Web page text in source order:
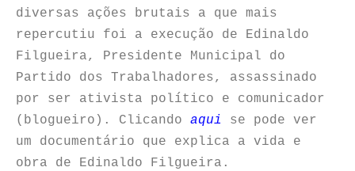
diversas ações brutais a que mais
repercutiu foi a execução de Edinaldo
Filgueira, Presidente Municipal do
Partido dos Trabalhadores, assassinado
por ser ativista político e comunicador
(blogueiro). Clicando aqui
se pode ver
um documentário que explica a vida e
obra de Edinaldo Filgueira.